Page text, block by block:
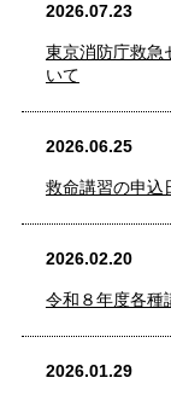
2026.07.23
東京消防庁救急
いて
2026.06.25
救命講習の申込
2026.02.20
令和８年度各種
2026.01.29